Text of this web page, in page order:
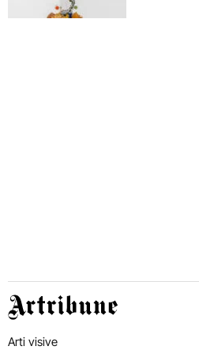
Artribune
Arti visive